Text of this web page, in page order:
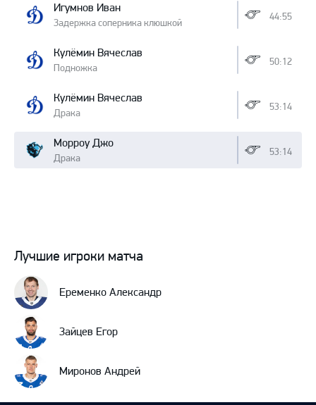
Игумнов Иван
Задержка соперника клюшкой
44:55
Кулёмин Вячеслав
Подножка
50:12
Кулёмин Вячеслав
Драка
53:14
Морроу Джо
Драка
53:14
Лучшие игроки матча
Еременко Александр
Зайцев Егор
Миронов Андрей